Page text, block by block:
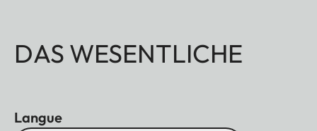
DAS WESENTLICHE
Langue